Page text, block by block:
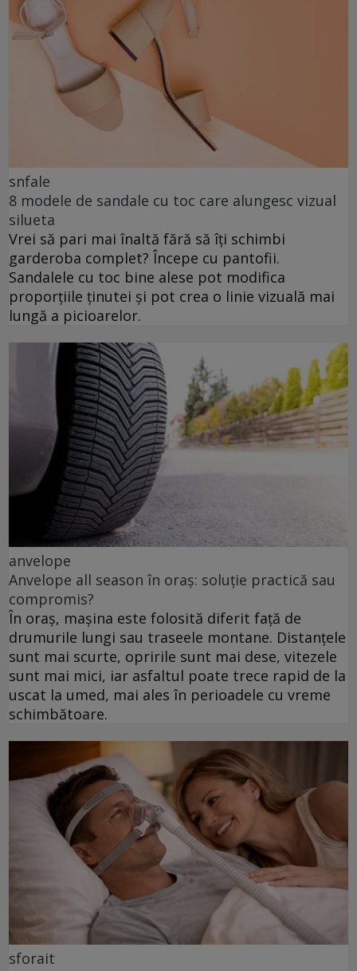
snfale
8 modele de sandale cu toc care alungesc vizual
silueta
Vrei să pari mai înaltă fără să îți schimbi
garderoba complet? Începe cu pantofii.
Sandalele cu toc bine alese pot modifica
proporțiile ținutei și pot crea o linie vizuală mai
lungă a picioarelor.
anvelope
Anvelope all season în oraș: soluție practică sau
compromis?
În oraș, mașina este folosită diferit față de
drumurile lungi sau traseele montane. Distanțele
sunt mai scurte, opririle sunt mai dese, vitezele
sunt mai mici, iar asfaltul poate trece rapid de la
uscat la umed, mai ales în perioadele cu vreme
schimbătoare.
sforait